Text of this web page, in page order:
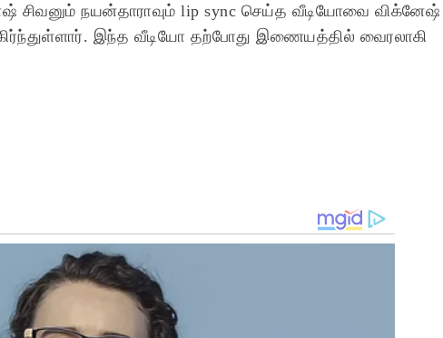
சிவனும் நயன்தாராவும் lip sync செய்த வீடியோவை விக்னேஷ்
இந்த வீடியோ தற்போது இணையத்தில் வைரலாகி